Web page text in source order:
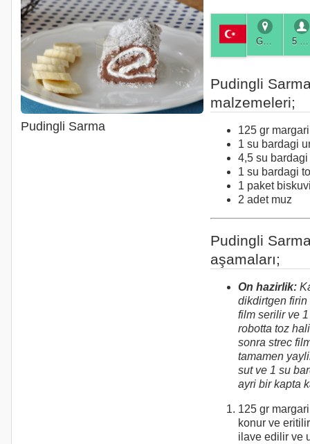
Pudingli Sarma
Genel
Pudingli
malzemeleri;
125 gr
1 su bardagi
4,5 su bardagi
1 su bardagi
1 paket
2 adet muz
Pudingli
aşamaları;
On hazirlik:
dikdirtgen
film serilir ve
robotta toz
sonra strec
tamamen
sut ve 1 su
ayri bir kapta
125 gr
konur ve
ilave edilir ve